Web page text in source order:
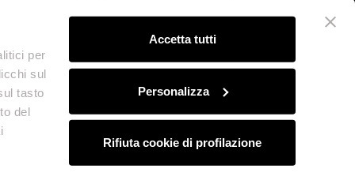
per
sul
tasto
del
Accetta tutti
Personalizza
Rifiuta cookie di profilazione